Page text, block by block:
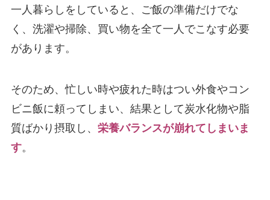
一人暮らしをしていると、ご飯の準備だけでな
く、洗濯や掃除、買い物を全て一人でこなす必要
があります。
そのため、忙しい時や疲れた時はつい外食やコン
ビニ飯に頼ってしまい、結果として炭水化物や脂
質ばかり摂取し、 栄養バランスが崩れてしまいま
す。